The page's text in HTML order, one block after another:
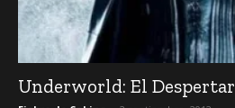
Underworld: El Despertar